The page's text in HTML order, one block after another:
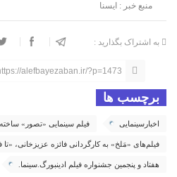
منبع خبر : ایسنا
به اشتراک بگذارید :
alefbayezaban.ir/?p=1473
برچسب ها
اخبارسینمایی فیلم سینمایی «تصور»
فیلم‌های «مَلخ» به کارگردانی فائزه عزیزخانی، «تا
عسگری و «برنده‌ها» ساخته حسن ناظر.
هفتاد و پنجمین جشنواره فیلم ادینبورگ.سینما.